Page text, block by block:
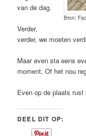
Bron:
van de dag.
Verder,
verder, we moeten
Maar even sta eens
moment. Of het nou
Even op de plaats
DEEL DIT OP: